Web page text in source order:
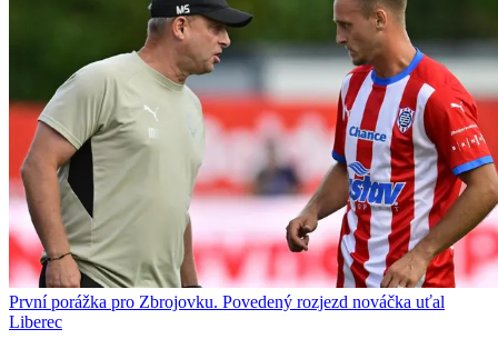
První porážka pro Zbrojovku. Povedený rozjezd nováčka uťal
Liberec